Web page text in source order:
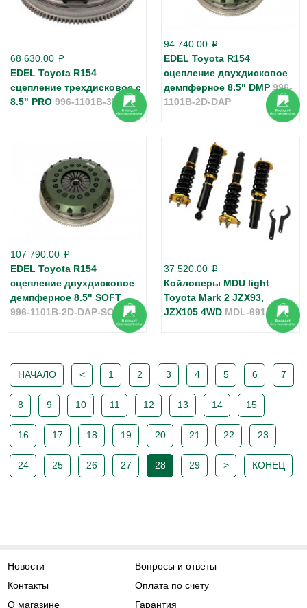
68 630.00 p
EDEL Toyota R154
сцепление трехдисковое c
8.5" PRO 996-1101B-3D
94 740.00 p
EDEL Toyota R154
сцепление двухдисковое
демпферное 8.5" DMP 996-
1101B-2D-DAP
107 790.00 p
EDEL Toyota R154
сцепление двухдисковое
демпферное 8.5" SOFT
996-1101B-2D-DAP-SOFT
37 520.00 p
Койловеры MDU light
Toyota Mark 2 JZX93,
JZX105 4WD MDL-691
НАЧАЛО < 1 2 3 4 5 6 7
8 9 10 11 12 13 14 15
16 17 18 19 20 21 22 23
24 25 26 27 28 29 > КОНЕЦ
Новости
Контакты
О магазине
Вопросы и ответы
Оплата по счету
Гарантия